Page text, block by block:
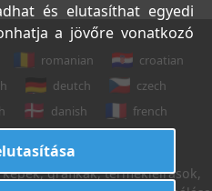
romanian
croatian
deutch
czech
danish
french
grafikák, termékleírások,
és elutasíthat egyedi
a jövőre vonatkozó